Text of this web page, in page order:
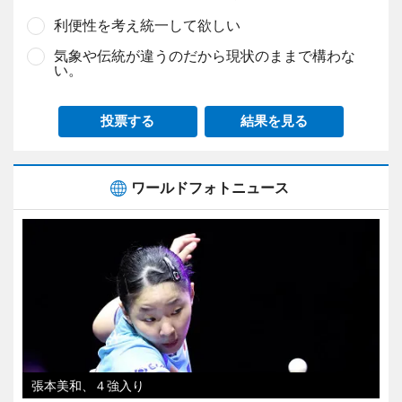
利便性を考え統一して欲しい
気象や伝統が違うのだから現状のままで構わな
い。
投票する 結果を見る
ワールドフォトニュース
張本美和、４強入り